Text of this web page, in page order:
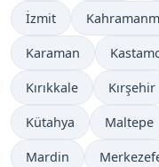
İzmit
Karaman
Kırıkkale Kırşehir
Kütahya Maltepe
Mardin